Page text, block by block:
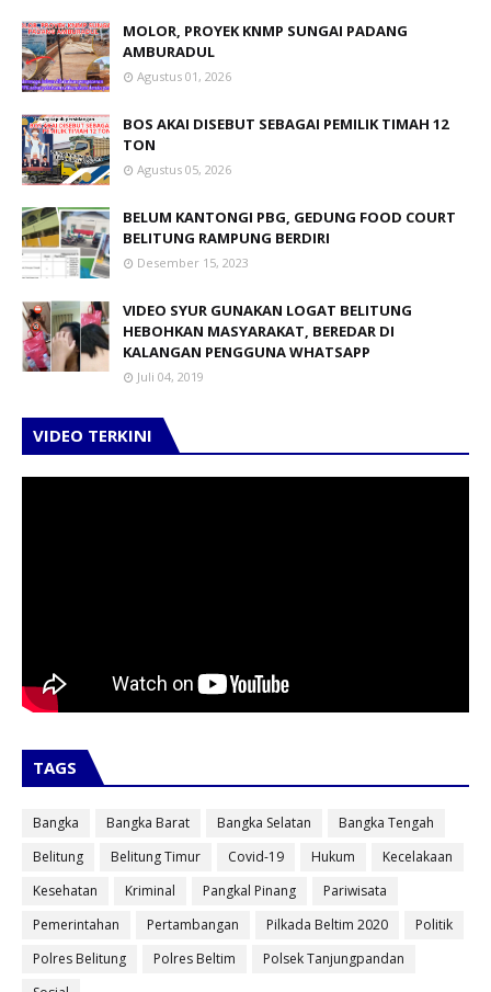
MOLOR, PROYEK KNMP SUNGAI PADANG
AMBURADUL
Agustus 01, 2026
BOS AKAI DISEBUT SEBAGAI PEMILIK TIMAH 12
TON
Agustus 05, 2026
BELUM KANTONGI PBG, GEDUNG FOOD COURT
BELITUNG RAMPUNG BERDIRI
Desember 15, 2023
VIDEO SYUR GUNAKAN LOGAT BELITUNG
HEBOHKAN MASYARAKAT, BEREDAR DI
KALANGAN PENGGUNA WHATSAPP
Juli 04, 2019
VIDEO TERKINI
TAGS
Bangka Bangka Barat Bangka Selatan
Bangka Tengah
Belitung
Belitung Timur Covid-19 Hukum
Kecelakaan
Kesehatan
Kriminal Pangkal Pinang
Pariwisata
Pemerintahan
Pertambangan Pilkada Beltim 2020
Politik
Polres Belitung
Polres Beltim
Polsek Tanjungpandan